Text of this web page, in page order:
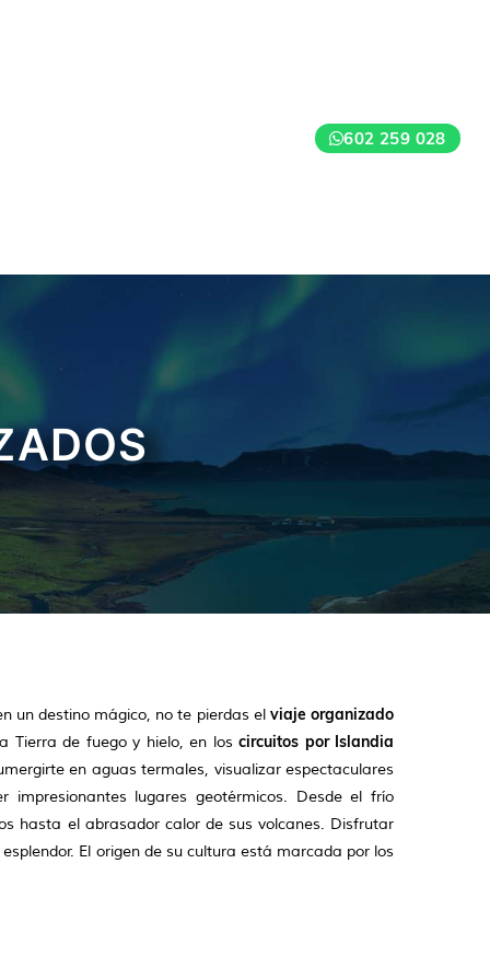
602 259 028
un destino mágico, no te pierdas el viaje organizado
Tierra de fuego y hielo, en loscircuitos por Islandia
en aguas termales, visualizar espectaculares
impresionantes lugares geotérmicos. Desde el frío
hasta el abrasador calor de sus volcanes. Disfrutar
El origen de su cultura está marcada por los